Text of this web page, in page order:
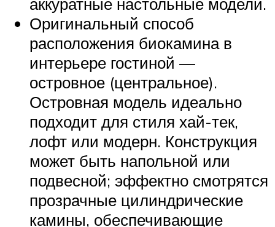
Оригинальный способ
расположения биокамина в
интерьере гостиной —
островное (центральное).
Островная модель идеально
подходит для стиля хай-тек,
лофт или модерн. Конструкция
может быть напольной или
подвесной; эффектно смотрятся
прозрачные цилиндрические
камины, обеспечивающие